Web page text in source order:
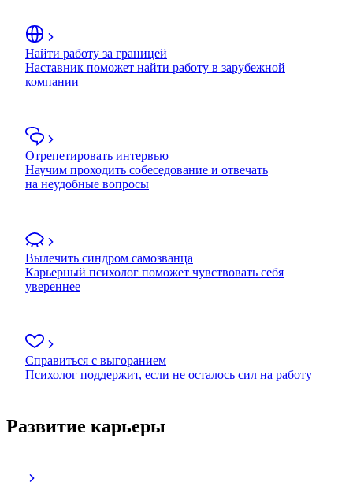
Найти работу за границей
Наставник поможет найти работу в зарубежной
компании
Отрепетировать интервью
Научим проходить собеседование и отвечать
на неудобные вопросы
Вылечить синдром самозванца
Карьерный психолог поможет чувствовать себя
увереннее
Справиться с выгоранием
Психолог поддержит, если не осталось сил на работу
Развитие карьеры